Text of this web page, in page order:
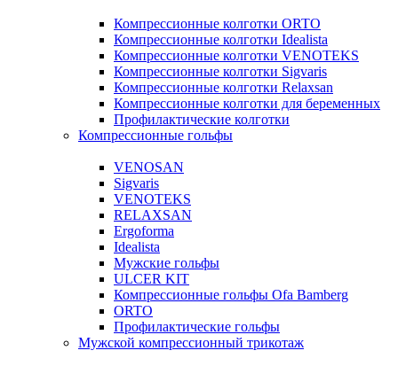
Компрессионные колготки ORTO
Компрессионные колготки Idealista
Компрессионные колготки VENOTEKS
Компрессионные колготки Sigvaris
Компрессионные колготки Relaxsan
Компрессионные колготки для беременных
Профилактические колготки
Компрессионные гольфы
VENOSAN
Sigvaris
VENOTEKS
RELAXSAN
Ergoforma
Idealista
Мужские гольфы
ULCER KIT
Компрессионные гольфы Ofa Bamberg
ORTO
Профилактические гольфы
Мужской компрессионный трикотаж